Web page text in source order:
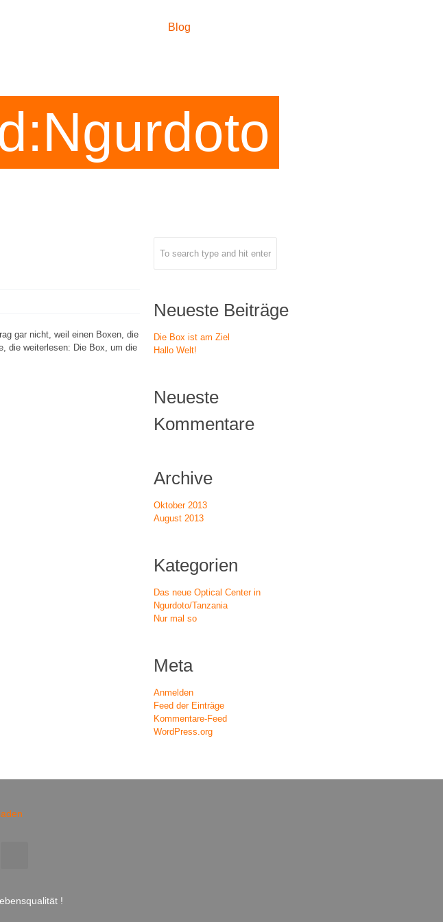
Blog
gar nicht, weil einen Boxen, die
die weiterlesen: Die Box, um die
Neueste Beiträge
Die Box ist am Ziel
Hallo Welt!
Neueste
Kommentare
Archive
Oktober 2013
August 2013
Kategorien
Das neue Optical Center in
Ngurdoto/Tanzania
Nur mal so
Meta
Anmelden
Feed der Einträge
Kommentare-Feed
WordPress.org
!